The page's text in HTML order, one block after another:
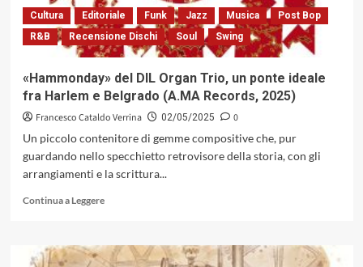
(Impulse!
Records,
2025)
Cultura Editoriale Funk Jazz Musica
Post Bop
R&B
Recensione Dischi Soul Swing
«Hammonday» del DIL Organ Trio, un ponte ideale
fra Harlem e Belgrado (A.MA Records, 2025)
Francesco Cataldo Verrina 02/05/2025
0
Un piccolo contenitore di gemme compositive che, pur
guardando nello specchietto retrovisore della storia, con gli
arrangiamenti e la scrittura...
Continua a LeggereLeggi
su
«Hammonday»